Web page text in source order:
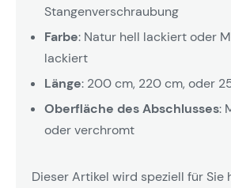
Stangenverschraubung
Farbe: Natur hell lackiert oder
lackiert
Länge: 200 cm, 220 cm, oder
Oberfläche des Abschlusses:
oder verchromt
Dieser Artikel wird speziell für Sie